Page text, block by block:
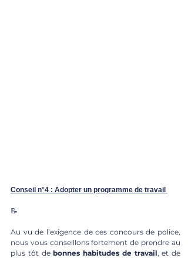
Conseil n°4 : Adopter un programme de travail
📝
Au vu de l’exigence de ces concours de police,
nous vous conseillons fortement de prendre au
plus tôt de bonnes habitudes de travail, et de